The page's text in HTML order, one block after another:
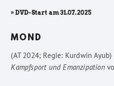
» DVD-Start am 31.07.2025
MOND
(AT 2024; Regie: Kurdwin Ayub)
Kampfsport und Emanzipation